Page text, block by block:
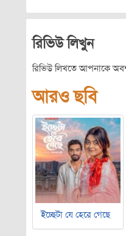
রিভিউ লিখুন
রিভিউ লিখতে আপনাকে
আরও ছবি
ইচ্ছেটা যে হেরে গেছে